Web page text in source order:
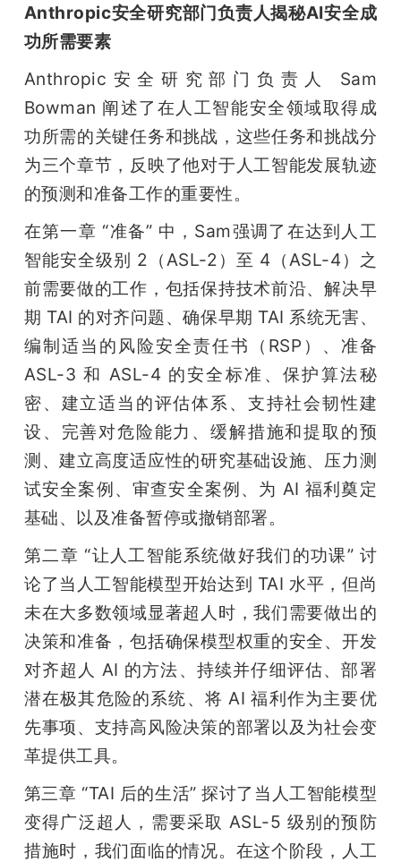
Anthropic安全研究部门负责人揭秘AI安全成
功所需要素
Anthropic安全研究部门负责人 Sam
Bowman 阐述了在人工智能安全领域取得成
功所需的关键任务和挑战，这些任务和挑战分
为三个章节，反映了他对于人工智能发展轨迹
的预测和准备工作的重要性。
在第一章 “准备” 中，Sam强调了在达到人工
智能安全级别 2（ASL-2）至 4（ASL-4）之
前需要做的工作，包括保持技术前沿、解决早
期 TAI 的对齐问题、确保早期 TAI 系统无害、
编制适当的风险安全责任书（RSP）、准备
ASL-3 和 ASL-4 的安全标准、保护算法秘
密、建立适当的评估体系、支持社会韧性建
设、完善对危险能力、缓解措施和提取的预
测、建立高度适应性的研究基础设施、压力测
试安全案例、审查安全案例、为 AI 福利奠定
基础、以及准备暂停或撤销部署。
第二章 “让人工智能系统做好我们的功课” 讨
论了当人工智能模型开始达到 TAI 水平，但尚
未在大多数领域显著超人时，我们需要做出的
决策和准备，包括确保模型权重的安全、开发
对齐超人 AI 的方法、持续并仔细评估、部署
潜在极其危险的系统、将 AI 福利作为主要优
先事项、支持高风险决策的部署以及为社会变
革提供工具。
第三章 “TAI 后的生活” 探讨了当人工智能模型
变得广泛超人，需要采取 ASL-5 级别的预防
措施时，我们面临的情况。在这个阶段，人工